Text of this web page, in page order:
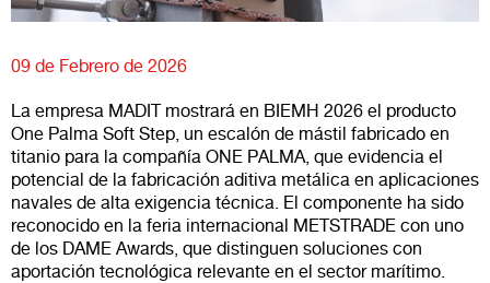
09 de Febrero de 2026
La empresa MADIT mostrará en BIEMH 2026 el producto
One Palma Soft Step, un escalón de mástil fabricado en
titanio para la compañía ONE PALMA, que evidencia el
potencial de la fabricación aditiva metálica en aplicaciones
navales de alta exigencia técnica. El componente ha sido
reconocido en la feria internacional METSTRADE con uno
de los DAME Awards, que distinguen soluciones con
aportación tecnológica relevante en el sector marítimo.